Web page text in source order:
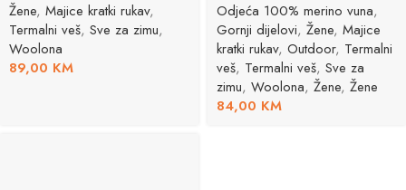
Žene, Majice kratki rukav,
Termalni veš, Sve za zimu,
Woolona
89,00 KM
Odjeća 100% merino vuna,
Gornji dijelovi, Žene, Majice
kratki rukav, Outdoor, Termalni
veš, Termalni veš, Sve za
zimu, Woolona, Žene, Žene
84,00 KM